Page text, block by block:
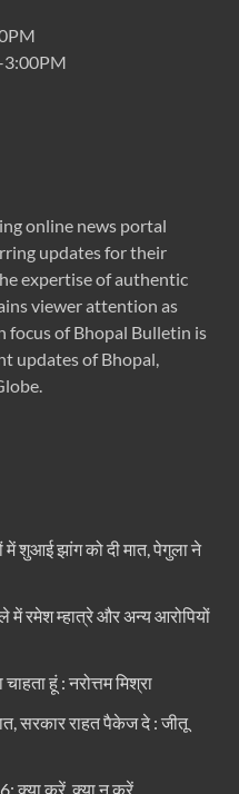
online news portal
updates for their
expertise of authentic
viewer attention as
focus of Bhopal Bulletin is
updates of Bhopal,
शुआई झांग को दी मात, पेगुला ने
में रमेश म्हात्रे और अन्य आरोपियों
हूं : नरोत्तम मिश्रा
सरकार राहत पैकेज दे : जीतू
क्या करें, क्या न करें…